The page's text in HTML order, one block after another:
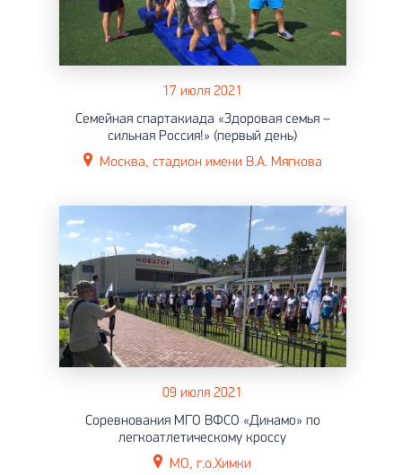
17 июля 2021
Семейная спартакиада «Здоровая семья –
сильная Россия!» (первый день)
Москва, стадион имени В.А. Мягкова
09 июля 2021
Соревнования МГО ВФСО «Динамо» по
легкоатлетическому кроссу
МО, г.о.Химки